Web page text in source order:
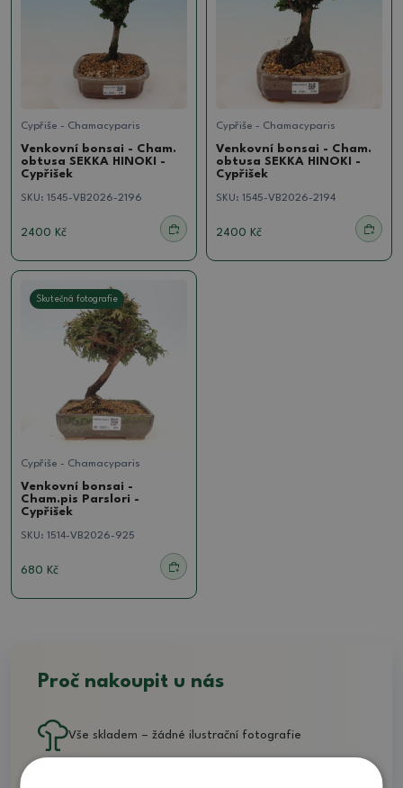
Cypřiše - Chamacyparis
Venkovní bonsai - Cham.
obtusa SEKKA HINOKI -
Cypřišek
SKU: 1545-VB2026-2196
2400 Kč
Cypřiše - Chamacyparis
Venkovní bonsai - Cham.
obtusa SEKKA HINOKI -
Cypřišek
SKU: 1545-VB2026-2194
2400 Kč
Skutečná fotografie
Cypřiše - Chamacyparis
Venkovní bonsai -
Cham.pis Parslori -
Cypřišek
SKU: 1514-VB2026-925
680 Kč
Proč nakoupit u nás
Vše skladem – žádné ilustrační fotografie